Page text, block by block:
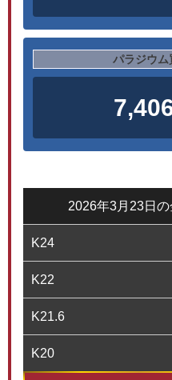
パラジウム
2026年3月23日
K24
K22
K21.6
K20